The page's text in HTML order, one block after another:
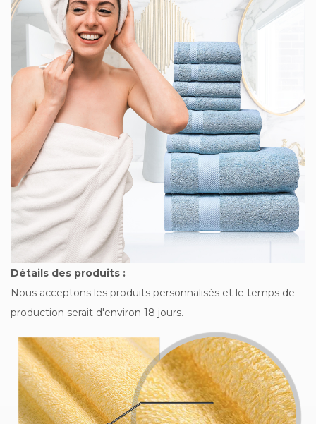
Détails des produits :
Nous acceptons les produits personnalisés et le temps de
production serait d'environ 18 jours.